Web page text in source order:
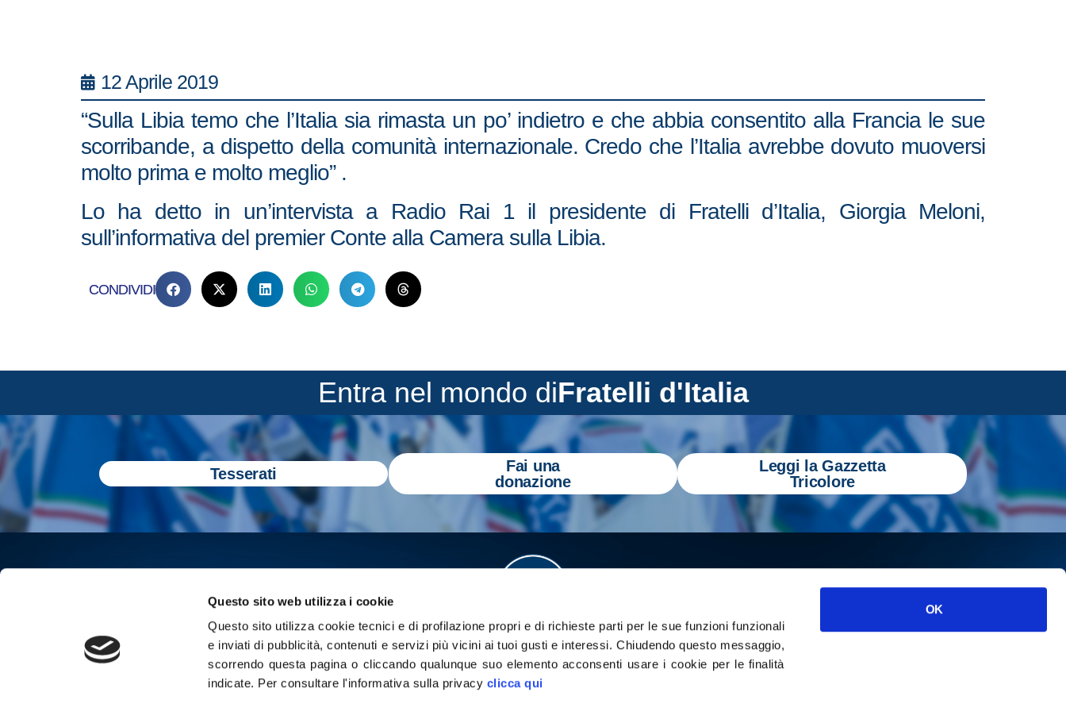
Questo sito web utilizza i cookie
Questo sito utilizza cookie tecnici e di profilazione propri e di richieste parti per le sue funzioni funzionali
e inviati di pubblicità, contenuti e servizi più vicini ai tuoi gusti e interessi.Chiudendo questo messaggio,
scorrendo questa pagina o cliccando qualunque suo elemento acconsenti usare i cookie per le finalità
indicate. Per consultare l'informativa sulla privacy clicca qui
OK
12 Aprile 2019
“Sulla Libia temo che l’Italia sia rimasta un po’ indietro e che abbia consentito alla Francia le sue
scorribande, a dispetto della comunità internazionale. Credo che l’Italia avrebbe dovuto muoversi
molto prima e molto meglio” .
Lo ha detto in un’intervista a Radio Rai 1 il presidente di Fratelli d’Italia, Giorgia Meloni,
sull’informativa del premier Conte alla Camera sulla Libia.
CONDIVIDI
Entra nel mondo diFratelli d'Italia
Tesserati
Fai una
donazione
Leggi la Gazzetta
Tricolore
Gazzetta Tricolore per tenerti aggiornato